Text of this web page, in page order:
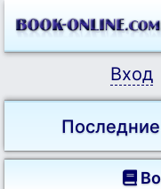
Вход